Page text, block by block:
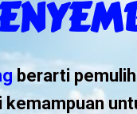
berarti